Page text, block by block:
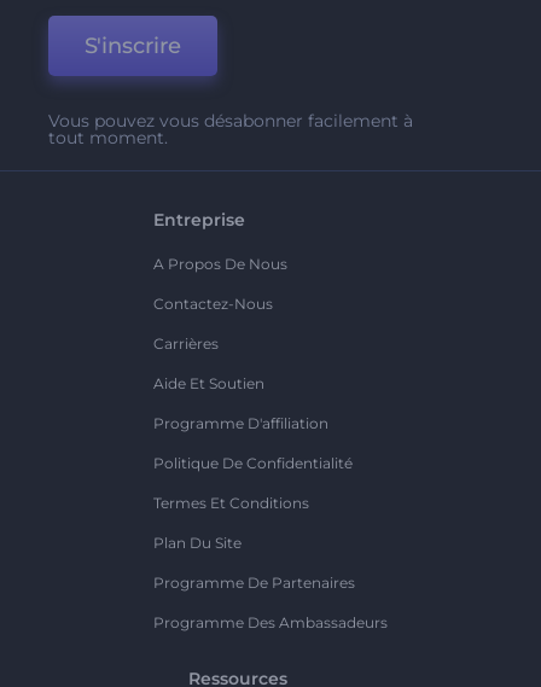
S'inscrire
Vous pouvez vous désabonner facilement à
tout moment.
Entreprise
A Propos De Nous
Contactez-Nous
Carrières
Aide Et Soutien
Programme D'affiliation
Politique De Confidentialité
Termes Et Conditions
Plan Du Site
Programme De Partenaires
Programme Des Ambassadeurs
Ressources